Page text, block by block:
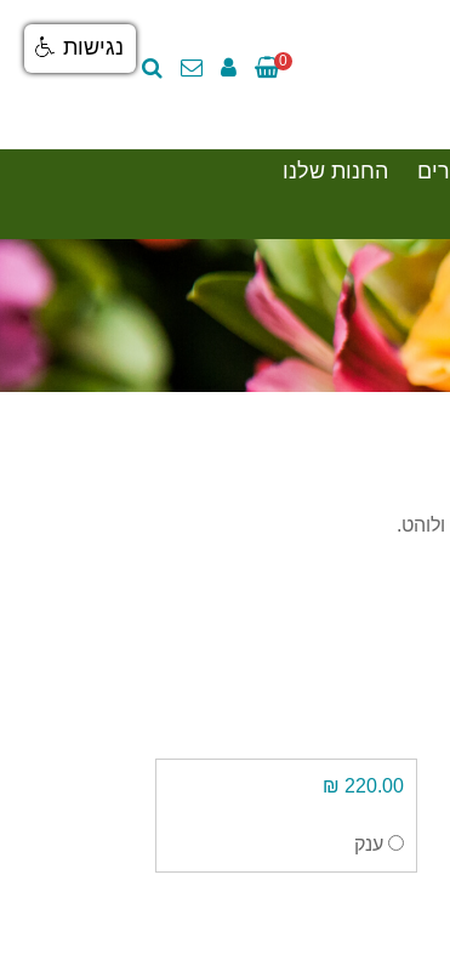
0
החנות שלנו
220.00 ₪
ענק
נגישות